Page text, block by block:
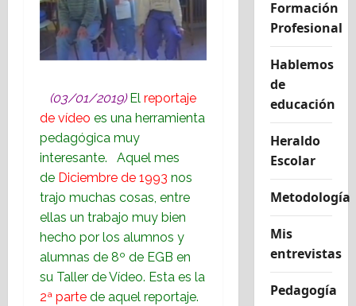
(03/01/2019) El reportaje
de vídeo es una herramienta
pedagógica muy
interesante. Aquel mes
de Diciembre de 1993 nos
trajo muchas cosas, entre
ellas un trabajo muy bien
hecho por los alumnos y
alumnas de 8º de EGB en
su Taller de Vídeo. Esta es la
2ª parte de aquel reportaje.
Formación
Profesional
Hablemos
de
educación
Heraldo
Escolar
Metodología
Mis
entrevistas
Pedagogía